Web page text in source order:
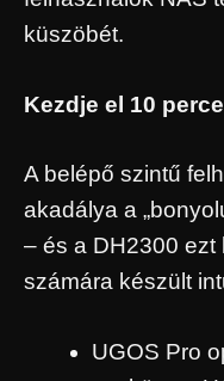
küszöbét.
Kezdje el 10
A belépő szintű
akadálya a
– és a DH2300
számára készült
UGOS Pro